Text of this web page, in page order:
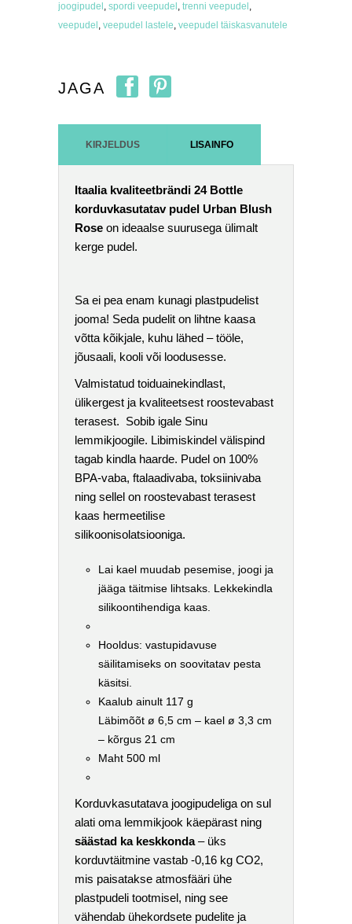
joogipudel , spordi veepudel , trenni veepudel ,
veepudel , veepudel lastele, veepudel täiskasvanutele
JAGA
KIRJELDUS LISAINFO
Itaalia kvaliteetbrändi 24 Bottle
korduvkasutatav pudel Urban Blush
Rose on ideaalse suurusega ülimalt
kerge pudel.
Sa ei pea enam kunagi plastpudelist
jooma! Seda pudelit on lihtne kaasa
võtta kõikjale, kuhu lähed – tööle,
jõusaali, kooli või loodusesse.
Valmistatud toiduainekindlast,
ülikergest ja kvaliteetsest roostevabast
terasest. Sobib igale Sinu
lemmikjoogile. Libimiskindel välispind
tagab kindla haarde. Pudel on 100%
BPA-vaba, ftalaadivaba, toksiinivaba
ning sellel on roostevabast terasest
kaas hermeetilise
silikoonisolatsiooniga.
Lai kael muudab pesemise, joogi ja
jääga täitmise lihtsaks. Lekkekindla
silikoontihendiga kaas.
Hooldus: vastupidavuse
säilitamiseks on soovitatav pesta
käsitsi.
Kaalub ainult 117 g
Läbimõõt ø 6,5 cm – kael ø 3,3 cm
– kõrgus 21 cm
Maht 500 ml
Korduvkasutatava joogipudeliga on sul
alati oma lemmikjook käepärast ning
säästad ka keskkonda– üks
korduvtäitmine vastab -0,16 kg CO2,
mis paisatakse atmosfääri ühe
plastpudeli tootmisel, ning see
vähendab ühekordsete pudelite ja